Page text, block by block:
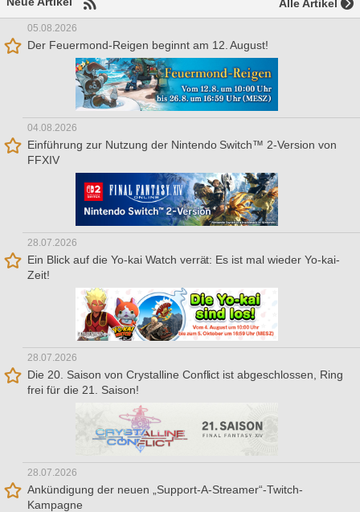
Alle Artikel
05.08.2026
Der Feuermond-Reigen beginnt am 12. August!
04.08.2026
Einführung zur Nutzung der Nintendo Switch™ 2-Version von
FFXIV
28.07.2026
Ein Blick auf die Yo-kai Watch verrät: Es ist mal wieder Yo-kai-
Zeit!
28.07.2026
Die 20. Saison von Crystalline Conflict ist abgeschlossen, Ring
frei für die 21. Saison!
28.07.2026
Ankündigung der neuen „Support-A-Streamer“-Twitch-
Kampagne